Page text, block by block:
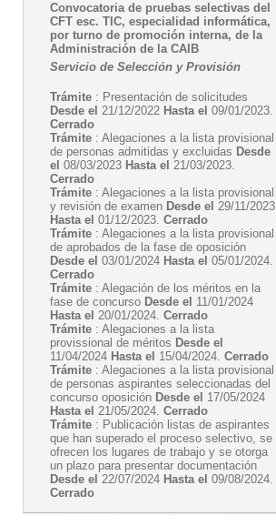
Convocatoria de pruebas selectivas del
CFT esc. TIC, especialidad informática,
por turno de promoción interna, de la
Administración de la CAIB
Servicio de Selección y Provisión
Trámite : Presentación de solicitudes
Desde el 21/12/2022 Hasta el 09/01/2023.
Cerrado
Trámite : Alegaciones a la lista provisional
de personas admitidas y excluidas Desde
el 08/03/2023 Hasta el 21/03/2023.
Cerrado
Trámite : Alegaciones a la lista provisional
y revisión de examen Desde el 29/11/2023
Hasta el 01/12/2023. Cerrado
Trámite : Alegaciones a la lista provisional
de aprobados de la fase de oposición
Desde el 03/01/2024 Hasta el 05/01/2024.
Cerrado
Trámite : Alegación de los méritos en la
fase de concurso Desde el 11/01/2024
Hasta el 20/01/2024. Cerrado
Trámite : Alegaciones a la lista
provissional de méritos Desde el
11/04/2024 Hasta el 15/04/2024. Cerrado
Trámite : Alegaciones a la lista provisional
de personas aspirantes seleccionadas del
concurso oposición Desde el 17/05/2024
Hasta el 21/05/2024. Cerrado
Trámite : Publicación listas de aspirantes
que han superado el proceso selectivo, se
ofrecen los lugares de trabajo y se otorga
un plazo para presentar documentación
Desde el 22/07/2024 Hasta el 09/08/2024.
Cerrado